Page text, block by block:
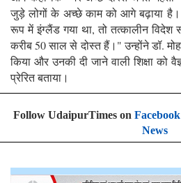
जुड़े लोगों के अच्छे काम को आगे बढ़ाया
रूप में इंग्लैंड गया था, तो तत्कालीन
करीब 50 साल से दोस्त हैं।" उन्होंने डॉ.
किया और उनकी दी जाने वाली शिक्षा को
प्रेरित बताया।
Follow UdaipurTimes on Facebook
News